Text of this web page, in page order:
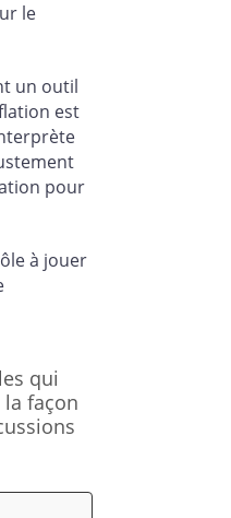
le
un outil
est
pour
à jouer
qui
façon